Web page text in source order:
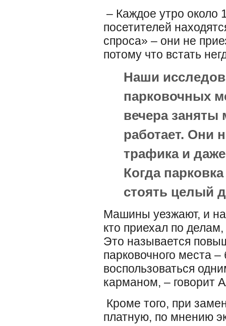
– Каждое утро около
посетителей
спроса» – они не
потому что встать
Наши
парковочных
вечера заняты
работает. Они
трафика и
Когда
стоять целый
Машины уезжают, и
кто приехал по
Это называется
парковочного места
воспользоваться
карманом, – говорит
Кроме того, при
платную, по мнению